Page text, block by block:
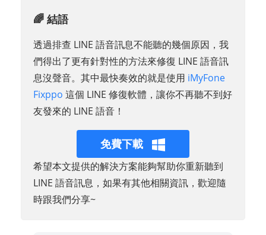
🌈 結語
透過排查 LINE 語音訊息不能聽的幾個原因，我
們得出了更有針對性的方法來修復 LINE 語音訊
息沒聲音。其中最快奏效的就是使用 iMyFone
Fixppo 這個 LINE 修復軟體，讓你不再聽不到好
友發來的 LINE 語音！
免費下載
希望本文提供的解決方案能夠幫助你重新聽到
LINE 語音訊息，如果有其他相關資訊，歡迎隨
時跟我們分享~